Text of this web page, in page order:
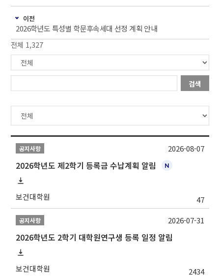
이전
2026학년도 특성별 학문후속세대 선정 계획 안내
전체 1,327
검색
공지사항
2026학년도 제2학기 등록금 수납계획 알림
보건대학원 47
2026-08-07
공지사항
2026학년도 2학기 대학원연구생 등록 일정 알림
보건대학원 2434
2026-07-31